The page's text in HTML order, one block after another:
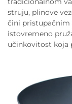
struju, plinove
čini pristupačnim
istovremeno
učinkovitost koja